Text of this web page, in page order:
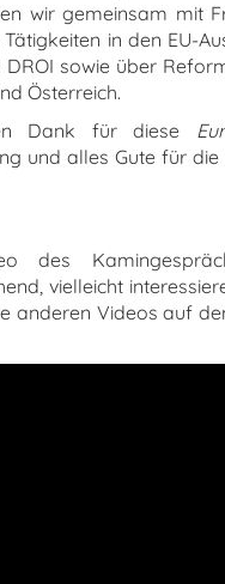
wir gemeinsam mit
in den EU-
DROI sowie über
Österreich.
Dank für diese
und alles Gute für
des
vielleicht
anderen Videos auf